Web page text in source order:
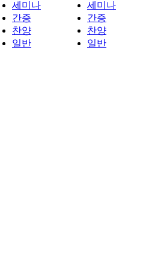
세미나
간증
찬양
일반
세미나
간증
찬양
일반